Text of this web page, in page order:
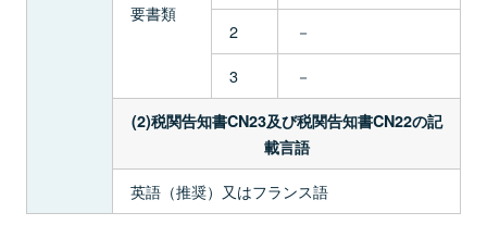
要書類
2
－
3
－
(2)税関告知書CN23及び税関告知書CN22の記
載言語
英語（推奨）又はフランス語